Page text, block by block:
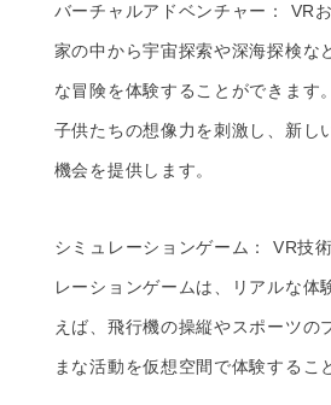
バーチャルアドベンチャー： VR
家の中から宇宙探索や深海探検な
な冒険を体験することができます
子供たちの想像力を刺激し、新し
機会を提供します。
シミュレーションゲーム： VR技
レーションゲームは、リアルな体
えば、飛行機の操縦やスポーツの
まな活動を仮想空間で体験するこ